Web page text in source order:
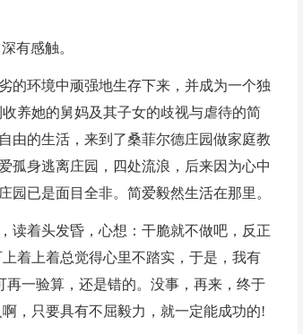
有感触。
的环境中顽强地生存下来，并成为一个独
养她的舅妈及其子女的歧视与虐待的简
由的生活，来到了桑菲尔德庄园做家庭教
孤身逃离庄园，四处流浪，后来因为心中
已是面目全非。简爱毅然生活在那里。
读着头发昏，心想：干脆就不做吧，反正
着上着总觉得心里不踏实，于是，我有
一验算，还是错的。没事，再来，终于
，只要具有不屈毅力，就一定能成功的!